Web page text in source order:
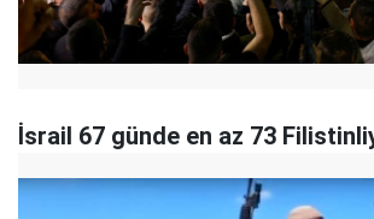
İsrail 67 günde en az 73